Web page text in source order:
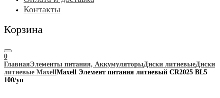
Контакты
Корзина
0
ГлавнаяЭлементы питания, АккумуляторыДиски литиевыеДиски
литиевые MaxellMaxell Элемент питания литиевый CR2025 BL5
100/уп